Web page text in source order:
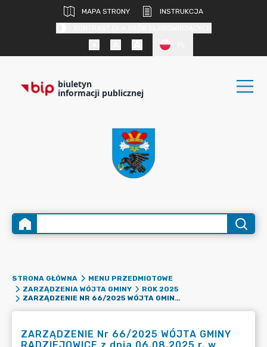
MAPA STRONY
INSTRUKCJA
biuletyn
informacji publicznej
STRONA GŁÓWNA
MENU PRZEDMIOTOWE
ZARZĄDZENIA WÓJTA GMINY
ROK 2025
ZARZĄDZENIE NR 66/2025 WÓJTA GMINY RADZIEJOWICE Z DNIA 06.08.2025 R. W SPRAWIE UNIEWAŻNIENIA PRZETARGU I ZWROTU WADIUM WPŁACONEGO NA PRZETARG DOTYCZĄCY SPRZEDAŻY W DRODZE PRZETARGU USTNEGO NIEOGRANICZONEGO NIERUCHOMOŚCI POŁOŻONEJ W OBRĘBIE BENENARD STANOWIĄCEJ WŁASNOŚĆ GMINY RADZIEJOWICE
ZARZĄDZENIE Nr 66/2025 WÓJTA GMINY